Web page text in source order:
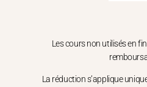
Les cours non utilisés en
La réduction s’applique